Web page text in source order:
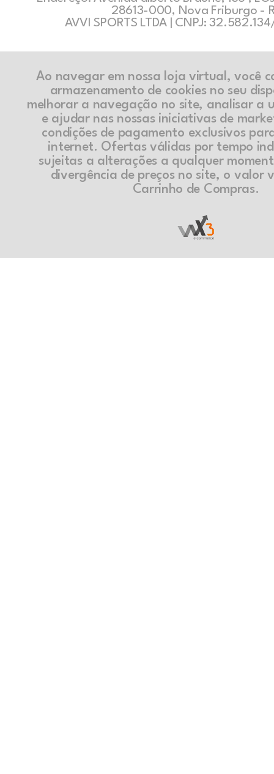
28613-000, Nova Friburgo -
AVVI SPORTS LTDA | CNPJ:
Ao navegar em nossa loja virtual, você
armazenamento de cookies no seu
melhorar a navegação no site, analisar a
e ajudar nas nossas iniciativas de
condições de pagamento exclusivos
internet. Ofertas válidas por tempo
sujeitas a alterações a qualquer
divergência de preços no site, o valor
Carrinho de Compras.